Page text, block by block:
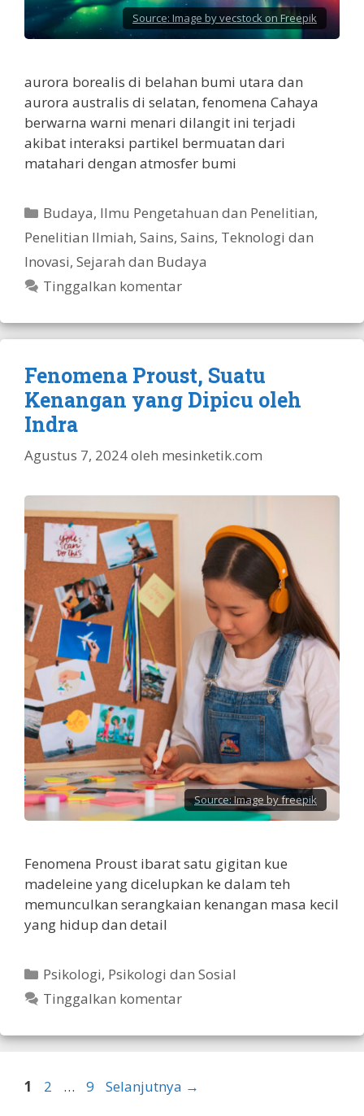
Source: Image by vecstock on Freepik
aurora borealis di belahan bumi utara dan
aurora australis di selatan, fenomena Cahaya
berwarna warni menari dilangit ini terjadi
akibat interaksi partikel bermuatan dari
matahari dengan atmosfer bumi
Kategori
Budaya, Ilmu Pengetahuan dan Penelitian,
Penelitian Ilmiah, Sains, Sains, Teknologi dan
Inovasi, Sejarah dan Budaya
Tinggalkan komentar
Fenomena Proust, Suatu
Kenangan yang Dipicu oleh
Indra
Agustus 7, 2024oleh mesinketik.com
Source:Image by freepik
Fenomena Proust ibarat satu gigitan kue
madeleine yang dicelupkan ke dalam teh
memunculkan serangkaian kenangan masa kecil
yang hidup dan detail
Kategori
Psikologi, Psikologi dan Sosial
Tinggalkan komentar
Halaman
1 Halaman
2 … Halaman
9 Selanjutnya →